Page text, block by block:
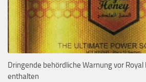
Dringende behördliche Warnung vor
enthalten